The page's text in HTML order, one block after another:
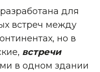
для
встреч между
но в
встречи
в одном здании